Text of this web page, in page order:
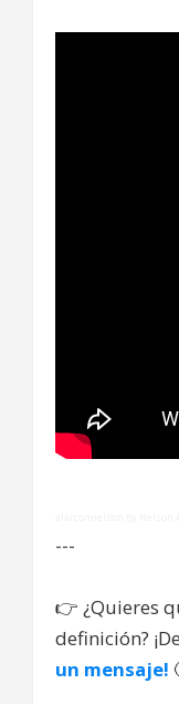
---
👉 ¿Quieres
definición?
un mensaje!